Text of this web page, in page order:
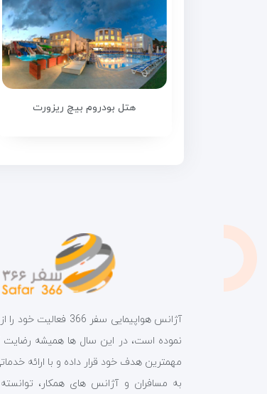
هتل بودروم بیچ ریزورت
نموده است، در این سال ها همیشه رضایت
مهمترین هدف خود قرار داده و با ارائه
به مسافران و آژانس های همکار،